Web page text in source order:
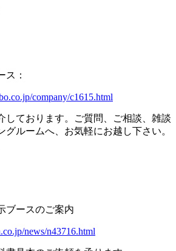
ス：
company/c1615.html
しております。ご質問、ご相談、雑談
グルームへ、お気軽にお越し下さい。
ブースのご案内
news/n43716.html